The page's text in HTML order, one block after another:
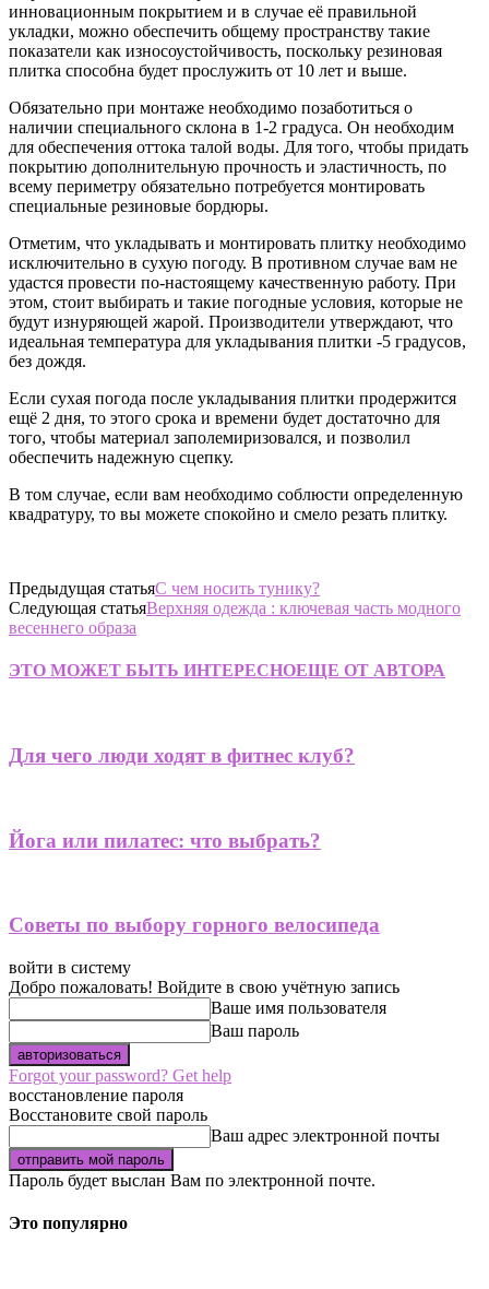
инновационным покрытием и в случае её правильной
укладки, можно обеспечить общему пространству такие
показатели как износоустойчивость, поскольку резиновая
плитка способна будет прослужить от 10 лет и выше.
Обязательно при монтаже необходимо позаботиться о
наличии специального склона в 1-2 градуса. Он необходим
для обеспечения оттока талой воды. Для того, чтобы придать
покрытию дополнительную прочность и эластичность, по
всему периметру обязательно потребуется монтировать
специальные резиновые бордюры.
Отметим, что укладывать и монтировать плитку необходимо
исключительно в сухую погоду. В противном случае вам не
удастся провести по-настоящему качественную работу. При
этом, стоит выбирать и такие погодные условия, которые не
будут изнуряющей жарой. Производители утверждают, что
идеальная температура для укладывания плитки -5 градусов,
без дождя.
Если сухая погода после укладывания плитки продержится
ещё 2 дня, то этого срока и времени будет достаточно для
того, чтобы материал заполемиризовался, и позволил
обеспечить надежную сцепку.
В том случае, если вам необходимо соблюсти определенную
квадратуру, то вы можете спокойно и смело резать плитку.
Предыдущая статьяС чем носить тунику?
Следующая статьяВерхняя одежда : ключевая часть модного
весеннего образа
ЭТО МОЖЕТ БЫТЬ ИНТЕРЕСНОЕЩЕ ОТ АВТОРА
Для чего люди ходят в фитнес клуб?
Йога или пилатес: что выбрать?
Советы по выбору горного велосипеда
войти в систему
Добро пожаловать! Войдите в свою учётную запись
Ваше имя пользователя
Ваш пароль
Forgot your password? Get help
восстановление пароля
Восстановите свой пароль
Ваш адрес электронной почты
Пароль будет выслан Вам по электронной почте.
Это популярно